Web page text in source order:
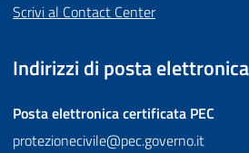
Scrivi al Contact Center
Indirizzi di posta elettronica
Posta elettronica certificata PEC
protezionecivile@pec.governo.it